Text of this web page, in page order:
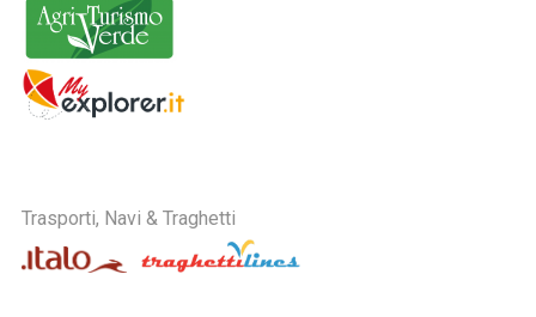
Trasporti, Navi & Traghetti